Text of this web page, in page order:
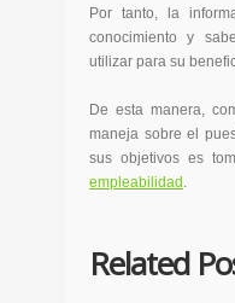
Por tanto, la
conocimiento y
utilizar para su
De esta manera,
maneja sobre el
sus objetivos es
empleabilidad .
Related